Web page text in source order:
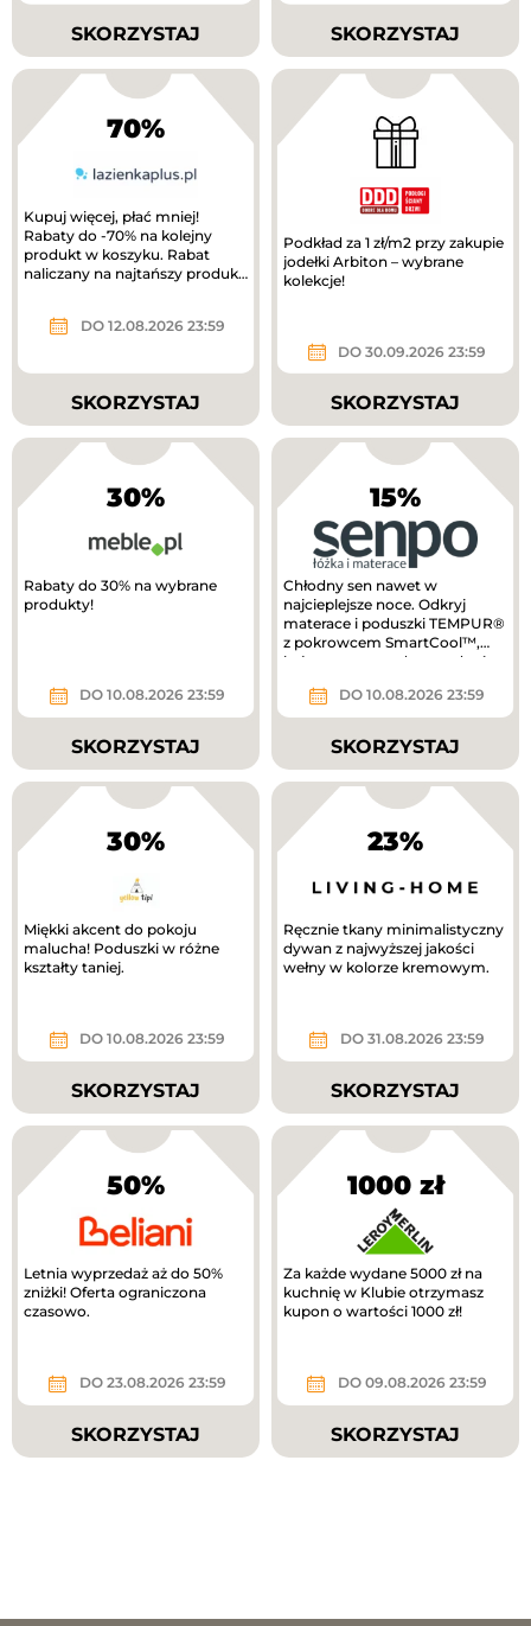
SKORZYSTAJ SKORZYSTAJ
70%
Kupuj więcej, płać mniej!
Rabaty do -70% na kolejny
produkt w koszyku. Rabat
naliczany na najtańszy produkt
DO 12.08.2026 23:59
SKORZYSTAJ
Podkład za 1 zł/m2 przy zakupie
jodełki Arbiton – wybrane
kolekcje!
DO 30.09.2026 23:59
SKORZYSTAJ
30%
Rabaty do 30% na wybrane
produkty!
DO 10.08.2026 23:59
SKORZYSTAJ
15%
Chłodny sen nawet w
najcieplejsze noce. Odkryj
materace i poduszki TEMPUR®
z pokrowcem SmartCool™,
który pomaga odprowadzać
DO 10.08.2026 23:59
SKORZYSTAJ
30%
Miękki akcent do pokoju
malucha! Poduszki w różne
kształty taniej.
DO 10.08.2026 23:59
SKORZYSTAJ
23%
Ręcznie tkany minimalistyczny
dywan z najwyższej jakości
wełny w kolorze kremowym.
DO 31.08.2026 23:59
SKORZYSTAJ
50%
Letnia wyprzedaż aż do 50%
zniżki! Oferta ograniczona
czasowo.
DO 23.08.2026 23:59
SKORZYSTAJ
1000 zł
Za każde wydane 5000 zł na
kuchnię w Klubie otrzymasz
kupon o wartości 1000 zł!
DO 09.08.2026 23:59
SKORZYSTAJ